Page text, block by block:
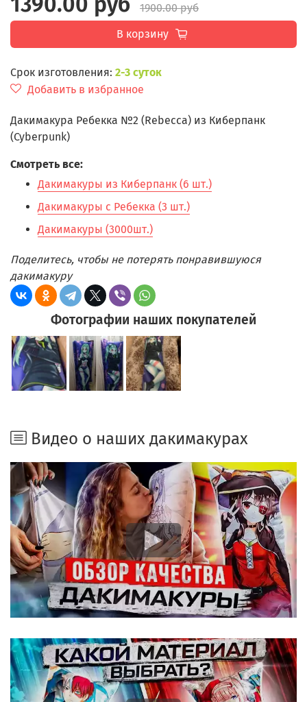
Срок изготовления: 2-3 суток
Добавить в избранное
1900.00 руб
В корзину
Дакимакура Ребекка №2 (Rebecca) из Киберпанк
(Cyberpunk)
Смотреть все:
Дакимакуры из Киберпанк (6 шт.)
Дакимакуры с Ребекка (3 шт.)
Дакимакуры (3000шт.)
Поделитесь, чтобы не потерять понравившуюся
дакимакуру
Фотографии наших покупателей
Видео о наших дакимакурах